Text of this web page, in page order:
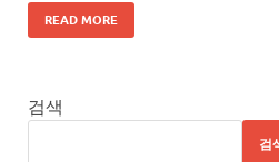
READ MORE
검색
검